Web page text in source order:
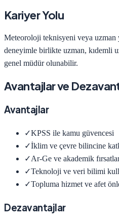
Kariyer Yolu
Meteoroloji teknisyeni veya uzman
deneyimle birlikte uzman, kıdemli
genel müdür olunabilir.
Avantajlar ve
Avantajlar
✓KPSS ile kamu güvencesi
✓İklim ve çevre bilincine
✓Ar-Ge ve akademik
✓Teknoloji ve veri bilimi
✓Topluma hizmet ve afet
Dezavantajlar